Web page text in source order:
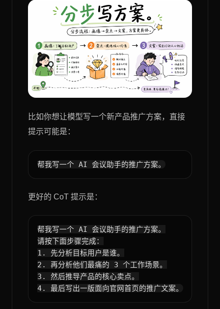
比如你想让模型写一个新产品推广方案，直接
提示可能是：
更好的 CoT 提示是：
帮我写一个 AI 会议助手的推广方案。
请按下面步骤完成：
1. 先分析目标用户是谁。
2. 再分析他们最痛的 3 个工作场景。
3. 然后推导产品的核心卖点。